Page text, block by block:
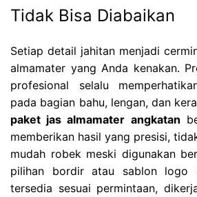
Tidak Bisa Diabaikan
Setiap detail jahitan menjadi
almamater yang Anda kenakan.
profesional selalu
pada bagian bahu, lengan, dan
paket jas almamater angkatan
memberikan hasil yang presisi,
mudah robek meski digunakan
pilihan bordir atau sablon logo
tersedia sesuai permintaan,